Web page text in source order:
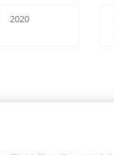
2020